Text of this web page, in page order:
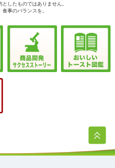
したものではありません。
事のバランスを。